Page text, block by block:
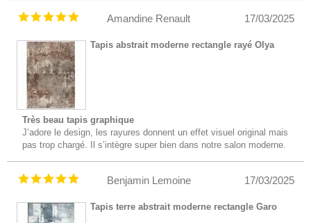
17/03/2025
Amandine Renault
Tapis abstrait moderne rectangle rayé Olya
Très beau tapis graphique
J’adore le design, les rayures donnent un effet visuel original mais
pas trop chargé. Il s’intègre super bien dans notre salon moderne.
17/03/2025
Benjamin Lemoine
Tapis terre abstrait moderne rectangle Garo